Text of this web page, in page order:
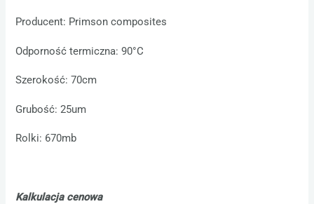
Producent: Primson composites
Odporność termiczna: 90°C
Szerokość: 70cm
Grubość: 25um
Rolki: 670mb
Kalkulacja cenowa